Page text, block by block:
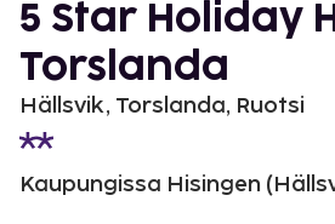
5 Star Holiday
Torslanda
Hällsvik, Torslanda, Ruotsi
Kaupungissa Hisingen